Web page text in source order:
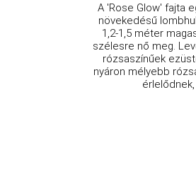
A 'Rose Glow' fajta
növekedésű
1,2-1,5 méter
szélesre nő meg.
rózsaszínűek
nyáron mélyebb